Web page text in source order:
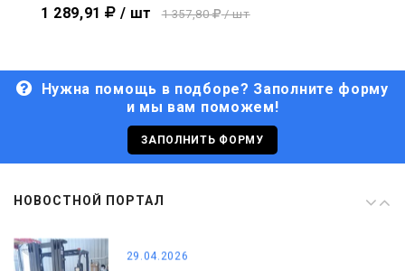
1 289,91 / шт 1 357,80 / шт
Нужна помощь в подборе? Заполните форму
и мы вам поможем!
ЗАПОЛНИТЬ ФОРМУ
НОВОСТНОЙ ПОРТАЛ
29.06.2026
С Днём кораблестроителя!
С Днём Победы. Память, которая с
29.04.2026